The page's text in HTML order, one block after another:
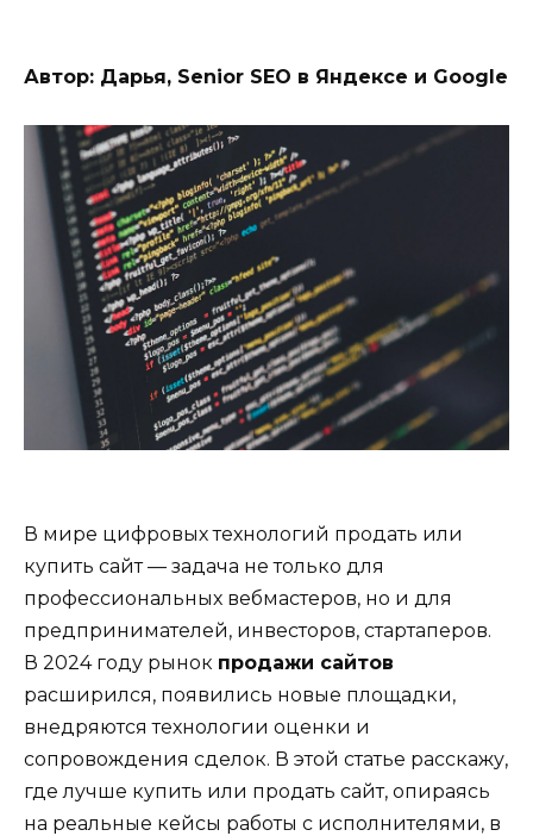
Автор: Дарья, Senior SEO в Яндексе и Google
В мире цифровых технологий продать или
купить сайт — задача не только для
профессиональных вебмастеров, но и для
предпринимателей, инвесторов, стартаперов.
В 2024 году рынок продажи сайтов
расширился, появились новые площадки,
внедряются технологии оценки и
сопровождения сделок. В этой статье расскажу,
где лучше купить или продать сайт, опираясь
на реальные кейсы работы с исполнителями, в